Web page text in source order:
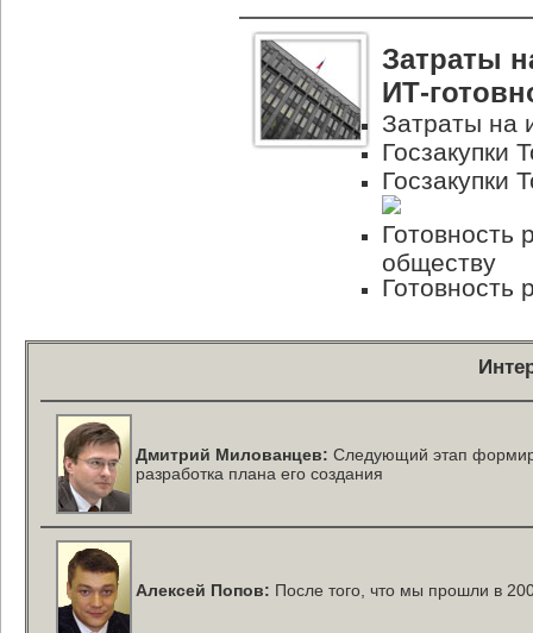
Затраты
ИТ-
Затраты на
Госзакупки
Госзакупки
Готовность
обществу
Готовность
Дмитрий Милованцев: Следующий этап
разработка плана его создания
Алексей Попов: После того, что мы прошли в